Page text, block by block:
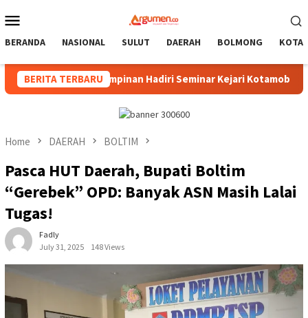
to
Menu
BERANDA NASIONAL SULUT DAERAH BOLMONG
BERITA TERBARU
Pimpinan Hadiri Seminar Kejari Kotamobagu Wali
Home DAERAH BOLTIM
Pasca HUT Daerah, Bupati Boltim
“Gerebek” OPD: Banyak ASN Masih Lalai
Tugas!
Fadly
July 31, 2025
148 Views